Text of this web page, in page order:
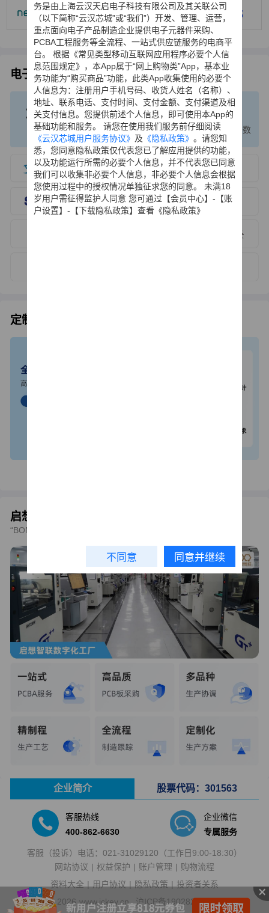
电子元器件国产化应用 国产化一站式解决方案专家
1000个+
国产替代厂牌
200万+
国产替代关系数据
120万
国产元器件型号数
定制化电子产品方案设计
启想智联PCBA制造
“BOM+PCB+SMT”一站式电子制造服务平台
企业简介 股票代码：301563
客服热线
400-862-6630
企业微信
专属服务
客服（投诉）电话： 021-31029120 （工作日9:00-18:30）
网站协议
权益保护 账户管理
购物流程
资料大全
用户协议 隐私政策
投资者关系
2026 www.ickey.cn
沪ICP备19028250号-2
务是由上海云汉天启电子科技有限公司及其关联公司
（以下简称“云汉芯城”或“我们”）开发、管理、运营，
重点面向电子产品制造企业提供电子元器件采购、
PCBA工程服务等全流程、一站式供应链服务的电商平
台。 根据《常见类型移动互联网应用程序必要个人信
息范围规定》，本App属于“网上购物类”App，基本业
务功能为“购买商品”功能，此类App收集使用的必要个
人信息为：注册用户手机号码、收货人姓名（名称）、
地址、联系电话、支付时间、支付金额、支付渠道及相
关支付信息。您提供前述个人信息，即可使用本App的
基础功能和服务。 请您在使用我们服务前仔细阅读
《云汉芯城用户服务协议》 及 《隐私政策》 。请您知
悉，您同意隐私政策仅代表您已了解应用提供的功能，
以及功能运行所需的必要个人信息，并不代表您已同意
我们可以收集非必要个人信息，非必要个人信息会根据
您使用过程中的授权情况单独征求您的同意。 未满18
岁用户需征得监护人同意 您可通过【会员中心】-【账
户设置】-【下载隐私政策】查看《隐私政策》
不同意 同意并继续